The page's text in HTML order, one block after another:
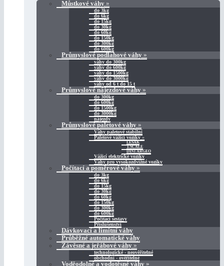
Můstkové váhy »
do 3kg
do 6kg
do 15kg
do 30kg
do 60kg
do 150kg
do 300kg
do 600kg
Průmyslové podlahové váhy »
váhy do 300kg
váhy do 600kg
váhy do 1500kg
váhy do 3000kg
váhy od 6 t do 15 t
Průmyslové nájezdové váhy »
do 300kg
do 600kg
do 1500kg
do 3000kg
nájezdy
Průmyslové paletové váhy »
Váhy paletové stabilní
Paletové vážicí vozíky»
LESAK
T-SCALE
DINI ARGEO
Vážicí elektrické vozíky
Váhy pro vysokozdvižné vozíky
Počítací a poměrové váhy »
do 3kg
do 6kg
do 15kg
do 30kg
do 60kg
do 150kg
do 300kg
do 600kg
Počítací sestavy
Příslušenství
Dávkovací a limitní váhy
Průběžné automatické váhy
Závěsné a jeřábové váhy »
technologické - neověřitelné
obchodní - ověřitelné
Voděodolné a vodotěsné váhy »